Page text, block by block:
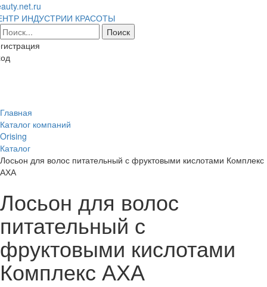
ИНДУСТРИИ КРАСОТЫ
Главная
Каталог компаний
Orising
Каталог
Лосьон для волос питательный с фруктовыми кислотами Комплекс
АХА
Лосьон для волос
питательный с
фруктовыми кислотами
Комплекс АХА